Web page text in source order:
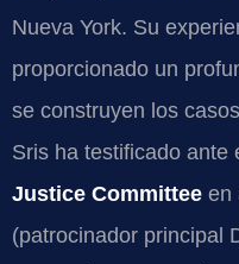
Nueva York. Su
proporcionado un
se construyen los
Sris ha testificado ante
Justice Committee en
(patrocinador principal